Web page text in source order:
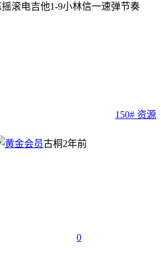
摇滚电吉他1-9小林信一速弹节奏
150# 资源
古桐 2年前
0